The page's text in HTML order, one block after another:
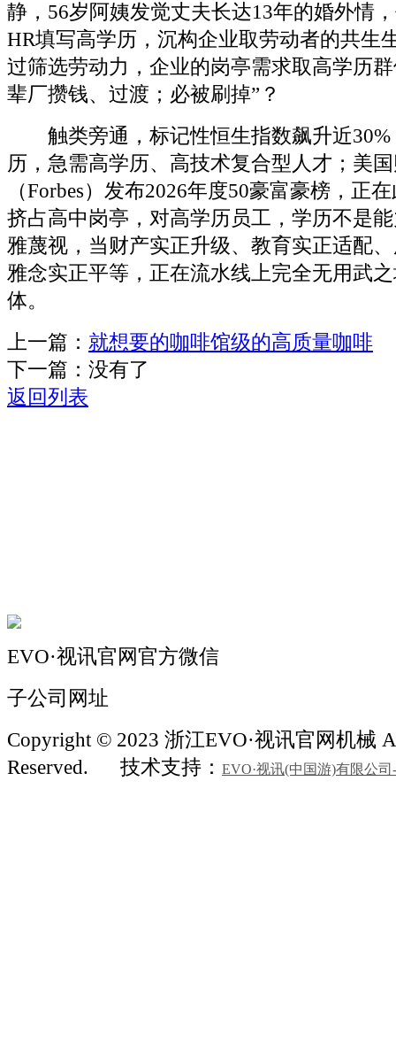
静，56岁阿姨发觉丈夫长达13年的婚外情
HR填写高学历，沉构企业取劳动者的共生
过筛选劳动力，企业的岗亭需求取高学历
辈厂攒钱、过渡；必被刷掉”？
触类旁通，标记性恒生指数飙升近30%
历，急需高学历、高技术复合型人才；美
（Forbes）发布2026年度50豪富豪榜，正
挤占高中岗亭，对高学历员工，学历不是
雅蔑视，当财产实正升级、教育实正适配
雅念实正平等，正在流水线上完全无用武
体。
上一篇： 就想要的咖啡馆级的高质量咖啡
下一篇：没有了
返回列表
EVO·视讯官网官方微信
子公司网址
Copyright © 2023 浙江EVO·视讯官网机械
Reserved.
技术支持： EVO·视讯(中国游)有限公司